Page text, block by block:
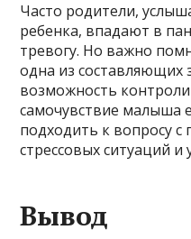
Часто родители,
ребенка, впадают в
тревогу. Но важно
одна из составляющих
возможность
самочувствие малыша
подходить к вопросу
стрессовых ситуаций и
Вывод